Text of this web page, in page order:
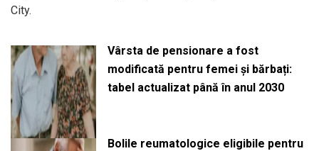
City.
Vârsta de pensionare a fost
modificată pentru femei și bărbați:
tabel actualizat până în anul 2030
Bolile reumatologice eligibile pentru